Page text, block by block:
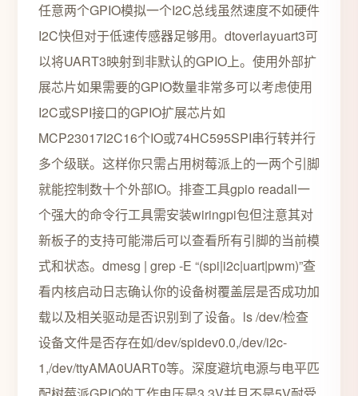
任意两个GPIO模拟一个I2C总线虽然速度不如硬件
I2C快但对于低速传感器足够用。dtoverlayuart3可
以将UART3映射到非默认的GPIO上。使用外部扩
展芯片如果需要的GPIO数量非常多可以考虑使用
I2C或SPI接口的GPIO扩展芯片如
MCP23017I2C16个IO或74HC595SPI串行转并行
多个级联。这样你只需占用树莓派上的一两个引脚
就能控制数十个外部IO。排查工具gpio readall一
个强大的命令行工具需安装wiringpi包但注意其对
新板子的支持可能滞后可以查看所有引脚的当前模
式和状态。dmesg | grep -E “(spi|i2c|uart|pwm)”查
看内核启动日志确认你的设备树覆盖层是否成功加
载以及相关驱动是否识别到了设备。ls /dev/检查
设备文件是否存在如/dev/spidev0.0,/dev/i2c-
1,/dev/ttyAMA0UART0等。深度避坑电源与电平匹